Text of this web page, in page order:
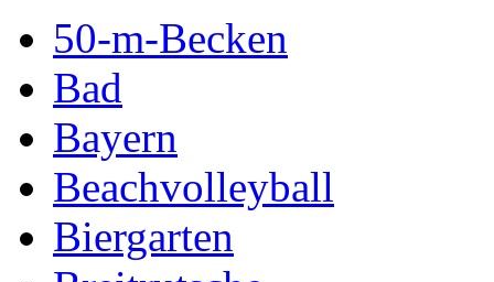
50-m-Becken
Bad
Bayern
Beachvolleyball
Biergarten